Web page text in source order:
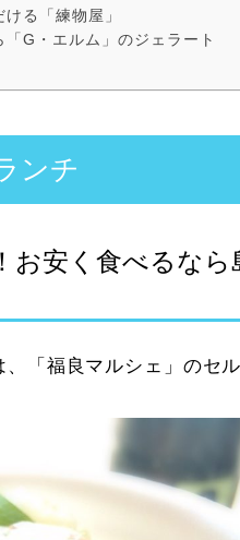
る「練物屋」
G・エルム」のジェラート
ンチ
お安く食べるなら
「福良マルシェ」のセル